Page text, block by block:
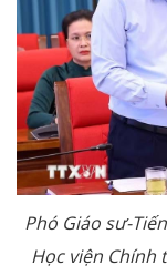
Phó Giáo sư-
Học viện Chính